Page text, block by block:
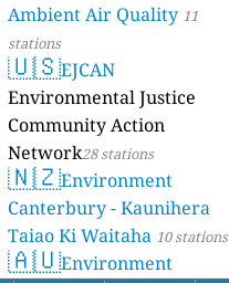
Ambient Air Quality 11
stations
🇺🇸EJCAN
Environmental Justice
Community Action
Network28 stations
🇳🇿Environment
Canterbury - Kaunihera
Taiao Ki Waitaha 10 stations
🇦🇺Environment